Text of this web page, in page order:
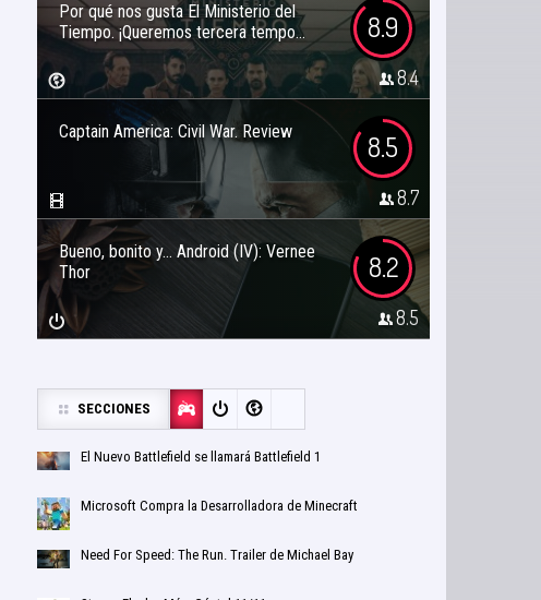
Por qué nos gusta El Ministerio del
Tiempo. ¡Queremos tercera tempo...
8.9
8.4
Captain America: Civil War. Review 8.5
8.7
Bueno, bonito y… Android (IV): Vernee
Thor
8.2
8.5
SECCIONES
El Nuevo Battlefield se llamará Battlefield 1
Microsoft Compra la Desarrolladora de Minecraft
Need For Speed: The Run. Trailer de Michael Bay